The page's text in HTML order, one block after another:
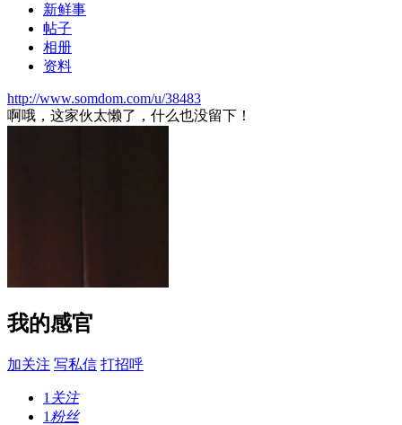
新鲜事
帖子
相册
资料
http://www.somdom.com/u/38483
啊哦，这家伙太懒了，什么也没留下！
我的感官
加关注 写私信 打招呼
1 关注
1 粉丝